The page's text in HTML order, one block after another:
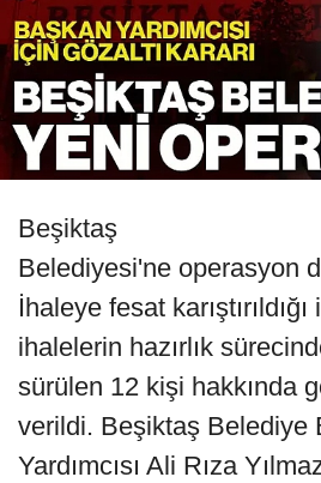
Beşiktaş
Belediyesi'ne operasyon
İhaleye fesat
ihalelerin hazırlık
sürülen 12 kişi hakkında
verildi. Beşiktaş Belediye
Yardımcısı Ali Rıza